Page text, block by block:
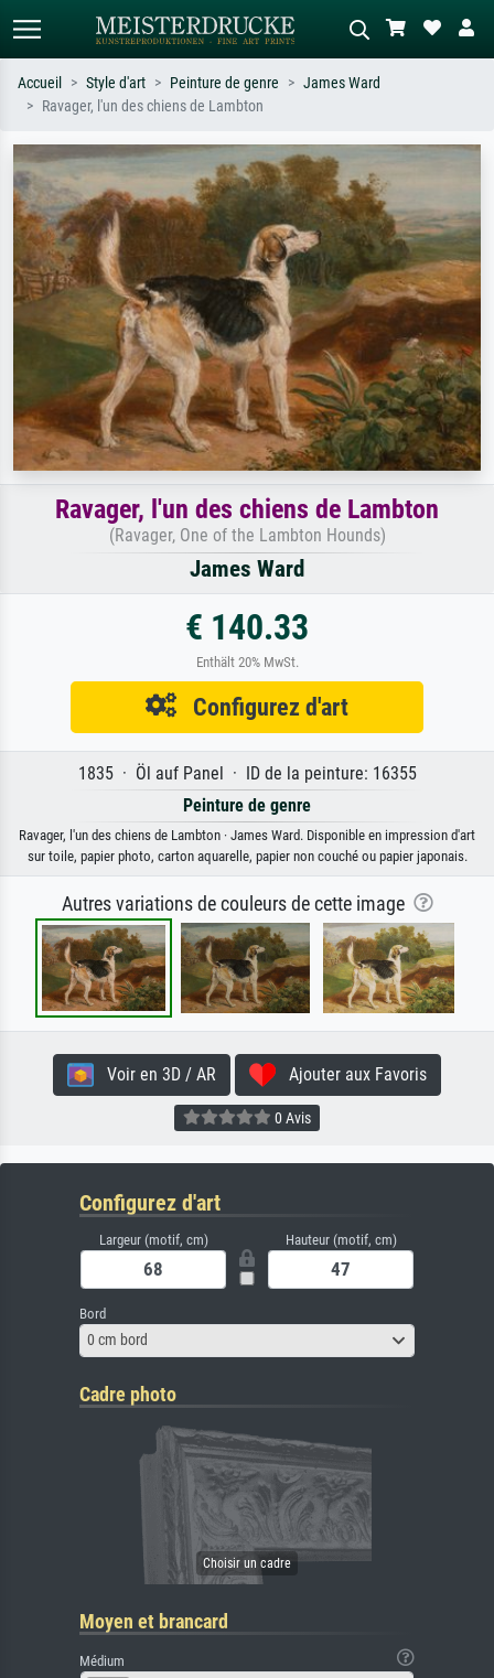
Recherchez par artiste, titre ou style –
ex. Monet, Nuit étoilée,
impressionnisme, vague de Hokusai,
Décrivez la scène – ex. prairie verte,
abstrait avec beaucoup de rouge,
tableau sombre, nu debout près d'un
arbre.
Accueil Style d'art Peinture de genre
James Ward
Ravager, l'un des chiens de Lambton
Ravager, l'un des chiens de Lambton
(Ravager, One of the Lambton Hounds)
James Ward
€ 140.33
Enthält 20% MwSt.
Configurez d'art
1835 · Öl auf Panel · ID de la peinture: 16355
Peinture de genre
Ravager, l'un des chiens de Lambton · James Ward. Disponible en impression d'art
sur toile, papier photo, carton aquarelle, papier non couché ou papier japonais.
Autres variations de couleurs de cette image
Voir en 3D / AR Ajouter aux Favoris
0 Avis
Configurez d'art
Largeur (motif, cm) Hauteur (motif, cm)
Bord
0 cm bord
Cadre photo
Moyen et brancard
Médium